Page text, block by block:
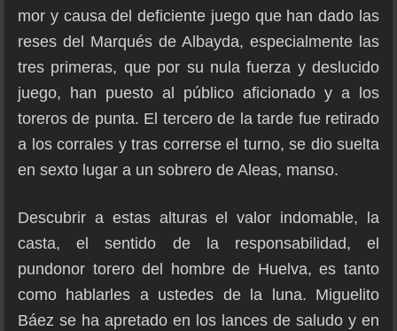
mor y causa del deficiente juego que han dado las
reses del Marqués de Albayda, especialmente las
tres primeras, que por su nula fuerza y deslucido
juego, han puesto al público aficionado y a los
toreros de punta. El tercero de la tarde fue retirado
a los corrales y tras correrse el turno, se dio suelta
en sexto lugar a un sobrero de Aleas, manso.
Descubrir a estas alturas el valor indomable, la
casta, el sentido de la responsabilidad, el
pundonor torero del hombre de Huelva, es tanto
como hablarles a ustedes de la luna. Miguelito
Báez se ha apretado en los lances de saludo y en